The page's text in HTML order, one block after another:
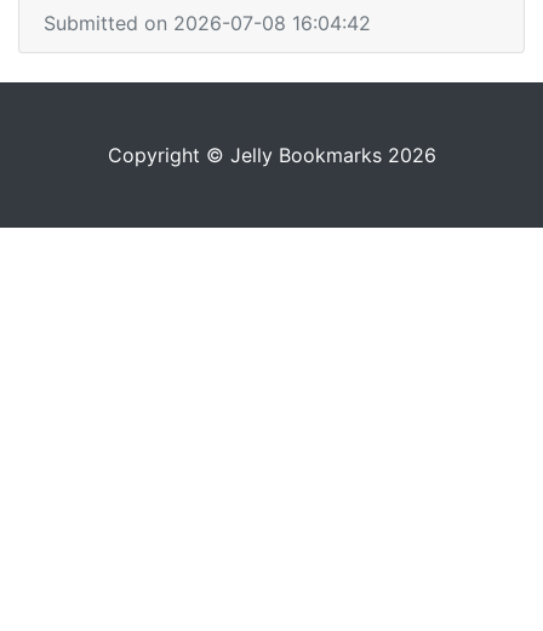
Submitted on 2026-07-08 16:04:42
Copyright © Jelly Bookmarks 2026